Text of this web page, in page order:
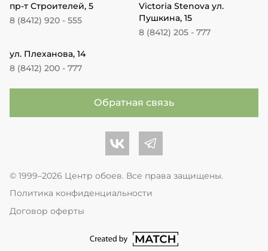
пр-т Строителей, 5
8 (8412) 920 - 555
Victoria Stenova ул.
Пушкина, 15
8 (8412) 205 - 777
ул. Плеханова, 14
8 (8412) 200 - 777
Обратная связь
Центр обоев во Вконтакте
Центр обоев в Телеграме
© 1999–2026 Центр обоев. Все права защищены.
Политика конфиденциальности
Договор оферты
перейти на сайт студии Match